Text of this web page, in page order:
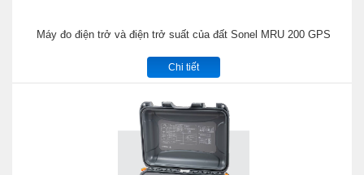
Máy đo điện trở và điện trở suất của đất Sonel MRU 200 GPS
Chi tiết